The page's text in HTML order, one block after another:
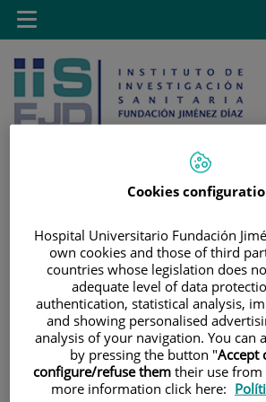
Saltar al contenido
contenido
Toggle
navigation
Cookies
Hospital Universitario Fundación
own cookies and those of third
countries whose legislation does
adequate level of data
authentication, statistical analysis,
and showing personalised
analysis of your navigation. You can
by pressing the button "Accept
configure/refuse them their use from
more information click here: